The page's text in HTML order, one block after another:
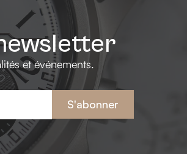
et événements.
S'abonner